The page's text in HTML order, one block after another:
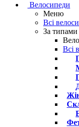
Велосипеди
Меню
Всі
За типами
Всі